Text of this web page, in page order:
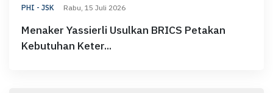
PHI - JSK Rabu, 15 Juli 2026
Menaker Yassierli Usulkan BRICS Petakan
Kebutuhan Keter...